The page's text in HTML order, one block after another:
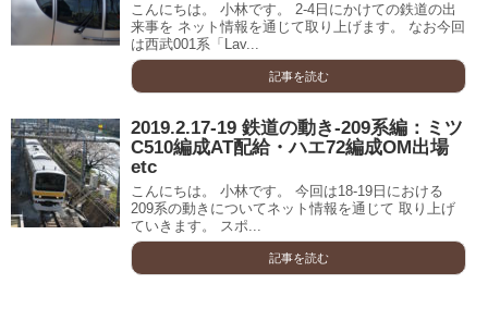
こんにちは。 小林です。 2-4日にかけての鉄道の出
来事を ネット情報を通じて取り上げます。 なお今回
は西武001系「Lav...
記事を読む
2019.2.17-19 鉄道の動き-209系編：ミツ
C510編成AT配給・ハエ72編成OM出場
etc
こんにちは。 小林です。 今回は18-19日における
209系の動きについてネット情報を通じて 取り上げ
ていきます。 スポ...
記事を読む